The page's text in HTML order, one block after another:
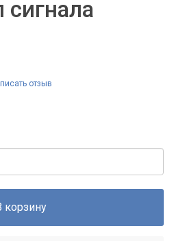
сигнала
отзыв
корзину